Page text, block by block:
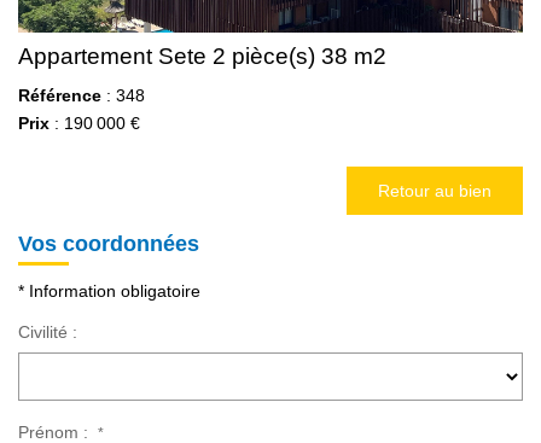
Appartement Sete 2 pièce(s) 38 m2
Référence : 348
Prix : 190 000 €
Retour au bien
Vos coordonnées
* Information obligatoire
Civilité :
Prénom : *